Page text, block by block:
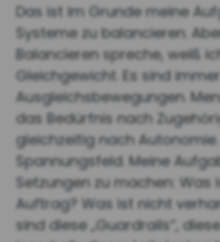
Das ist im Grunde meine
Systeme zu balancieren.
Balancieren spreche, weiß
Gleichgewicht. Es sind immer
Ausgleichsbewegungen.
das Bedürfnis nach
gleichzeitig nach
Spannungsfeld. Meine
Setzungen zu machen: Was
Auftrag? Was ist nicht
sind diese „Guardrails“,